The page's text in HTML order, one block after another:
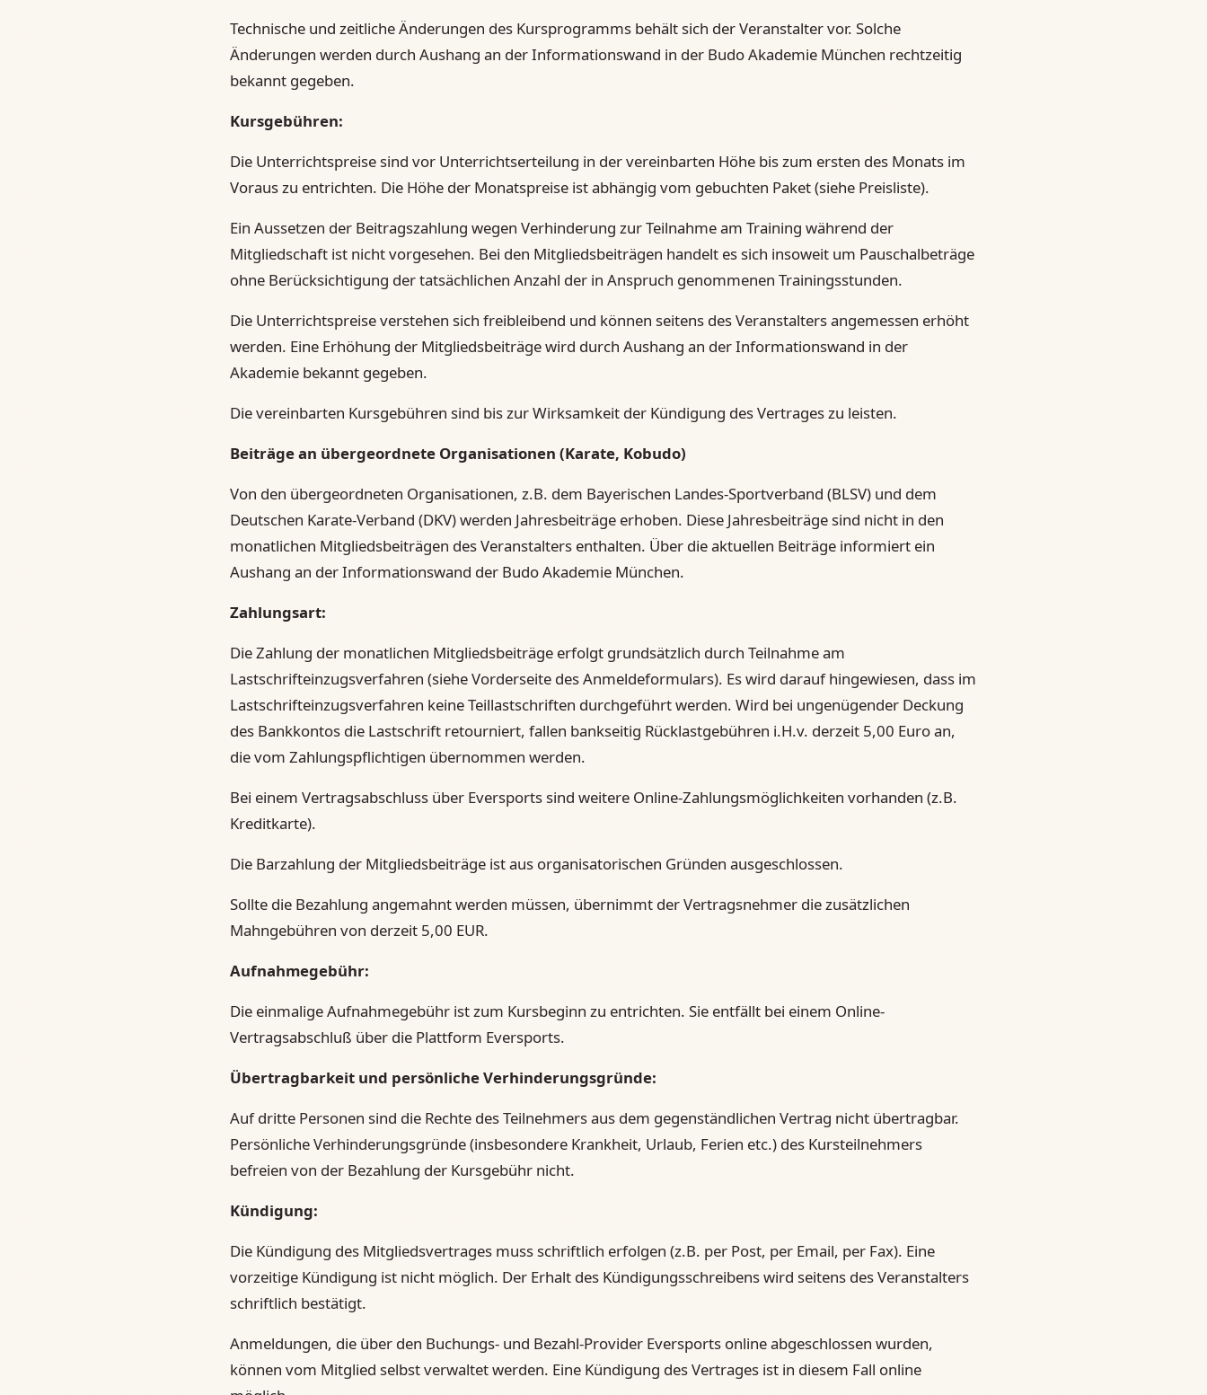
Technische und zeitliche Änderungen des Kursprogramms behält sich der Veranstalter vor. Solche
Änderungen werden durch Aushang an der Informationswand in der Budo Akademie München rechtzeitig
bekannt gegeben.
Kursgebühren:
Die Unterrichtspreise sind vor Unterrichtserteilung in der vereinbarten Höhe bis zum ersten des Monats im
Voraus zu entrichten. Die Höhe der Monatspreise ist abhängig vom gebuchten Paket (siehe Preisliste).
Ein Aussetzen der Beitragszahlung wegen Verhinderung zur Teilnahme am Training während der
Mitgliedschaft ist nicht vorgesehen. Bei den Mitgliedsbeiträgen handelt es sich insoweit um Pauschalbeträge
ohne Berücksichtigung der tatsächlichen Anzahl der in Anspruch genommenen Trainingsstunden.
Die Unterrichtspreise verstehen sich freibleibend und können seitens des Veranstalters angemessen erhöht
werden. Eine Erhöhung der Mitgliedsbeiträge wird durch Aushang an der Informationswand in der
Akademie bekannt gegeben.
Die vereinbarten Kursgebühren sind bis zur Wirksamkeit der Kündigung des Vertrages zu leisten.
Beiträge an übergeordnete Organisationen (Karate, Kobudo)
Von den übergeordneten Organisationen, z.B. dem Bayerischen Landes-Sportverband (BLSV) und dem
Deutschen Karate-Verband (DKV) werden Jahresbeiträge erhoben. Diese Jahresbeiträge sind nicht in den
monatlichen Mitgliedsbeiträgen des Veranstalters enthalten. Über die aktuellen Beiträge informiert ein
Aushang an der Informationswand der Budo Akademie München.
Zahlungsart:
Die Zahlung der monatlichen Mitgliedsbeiträge erfolgt grundsätzlich durch Teilnahme am
Lastschrifteinzugsverfahren (siehe Vorderseite des Anmeldeformulars). Es wird darauf hingewiesen, dass im
Lastschrifteinzugsverfahren keine Teillastschriften durchgeführt werden. Wird bei ungenügender Deckung
des Bankkontos die Lastschrift retourniert, fallen bankseitig Rücklastgebühren i.H.v. derzeit 5,00 Euro an,
die vom Zahlungspflichtigen übernommen werden.
Bei einem Vertragsabschluss über Eversports sind weitere Online-Zahlungsmöglichkeiten vorhanden (z.B.
Kreditkarte).
Die Barzahlung der Mitgliedsbeiträge ist aus organisatorischen Gründen ausgeschlossen.
Sollte die Bezahlung angemahnt werden müssen, übernimmt der Vertragsnehmer die zusätzlichen
Mahngebühren von derzeit 5,00 EUR.
Aufnahmegebühr:
Die einmalige Aufnahmegebühr ist zum Kursbeginn zu entrichten. Sie entfällt bei einem Online-
Vertragsabschluß über die Plattform Eversports.
Übertragbarkeit und persönliche Verhinderungsgründe:
Auf dritte Personen sind die Rechte des Teilnehmers aus dem gegenständlichen Vertrag nicht übertragbar.
Persönliche Verhinderungsgründe (insbesondere Krankheit, Urlaub, Ferien etc.) des Kursteilnehmers
befreien von der Bezahlung der Kursgebühr nicht.
Kündigung:
Die Kündigung des Mitgliedsvertrages muss schriftlich erfolgen (z.B. per Post, per Email, per Fax). Eine
vorzeitige Kündigung ist nicht möglich. Der Erhalt des Kündigungsschreibens wird seitens des Veranstalters
schriftlich bestätigt.
Anmeldungen, die über den Buchungs- und Bezahl-Provider Eversports online abgeschlossen wurden,
können vom Mitglied selbst verwaltet werden. Eine Kündigung des Vertrages ist in diesem Fall online